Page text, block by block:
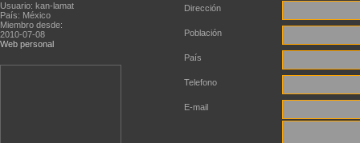
Usuario: kan-lamat
País: México
Miembro desde:
2010-07-08
Web personal
Dirección
Población
País
Telefono
E-mail